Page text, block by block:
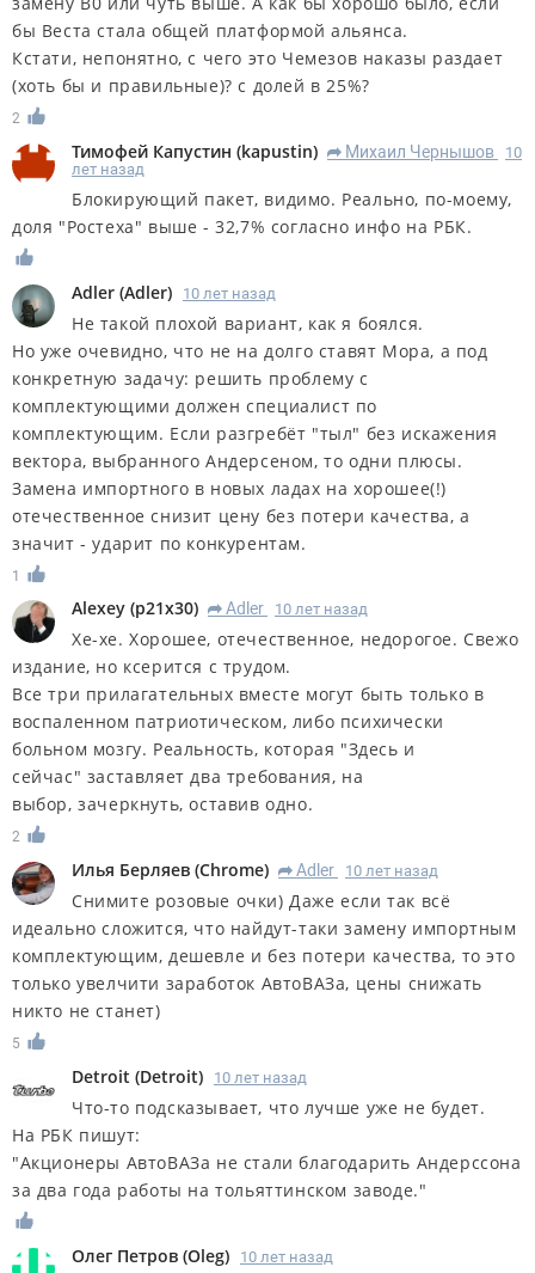
бы Веста стала общей платформой альянса.
Кстати, непонятно, с чего это Чемезов наказы раздает
(хоть бы и правильные)? с долей в 25%?
2
Тимофей Капустин (kapustin) R Михаил Чернышов
10
лет назад
Блокирующий пакет, видимо. Реально, по-моему,
доля "Ростеха" выше - 32,7% согласно инфо на РБК.
Adler (Adler) 10 лет назад
Не такой плохой вариант, как я боялся.
Но уже очевидно, что не на долго ставят Мора, а под
конкретную задачу: решить проблему с
комплектующими должен специалист по
комплектующим. Если разгребёт "тыл" без искажения
вектора, выбранного Андерсеном, то одни плюсы.
Замена импортного в новых ладах на хорошее(!)
отечественное снизит цену без потери качества, а
значит - ударит по конкурентам.
1
Alexey (p21x30) R Adler 10 лет назад
Хе-хе. Хорошее, отечественное, недорогое. Свежо
издание, но ксерится с трудом.
Все три прилагательных вместе могут быть только в
воспаленном патриотическом, либо психически
больном мозгу. Реальность, которая "Здесь и
сейчас" заставляет два требования, на
выбор, зачеркнуть, оставив одно.
2
Илья Берляев (Chrome) R Adler 10 лет назад
Снимите розовые очки) Даже если так всё
идеально сложится, что найдут-таки замену импортным
комплектующим, дешевле и без потери качества, то это
только увелчити заработок АвтоВАЗа, цены снижать
никто не станет)
5
Detroit (Detroit) 10 лет назад
Что-то подсказывает, что лучше уже не будет.
На РБК пишут:
"Акционеры АвтоВАЗа не стали благодарить Андерссона
за два года работы на тольяттинском заводе."
Олег Петров (Oleg) 10 лет назад